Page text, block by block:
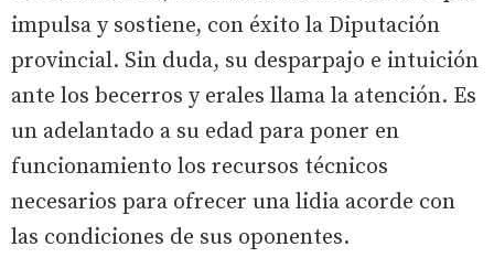
impulsa y sostiene, con éxito la Diputación
provincial. Sin duda, su desparpajo e intuición
ante los becerros y erales llama la atención. Es
un adelantado a su edad para poner en
funcionamiento los recursos técnicos
necesarios para ofrecer una lidia acorde con
las condiciones de sus oponentes.